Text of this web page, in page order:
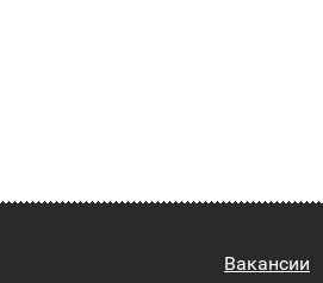
Вакансии